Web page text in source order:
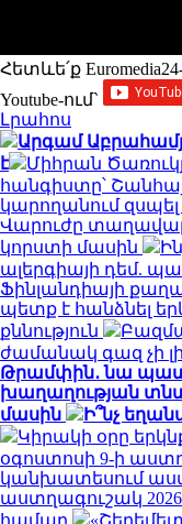
Հետևե՛ք
Youtube-ում`
Լրահոս
Արգամ
է
Միհրան
հանգիստը՝
կարողանում
Վարուժը
կորստի մասին
ալերգիայի դեմ.
Ֆինլանդիայի
պետք է հանձնել
քննություն
ժամանակ գազ չի
Թրամփին․ նա
խաղաղության
մասին
Ի՞նչ
Կիրակի օրը
օգոստոսի 9-ի
կանխատեսում
աստղագուշակ
համար